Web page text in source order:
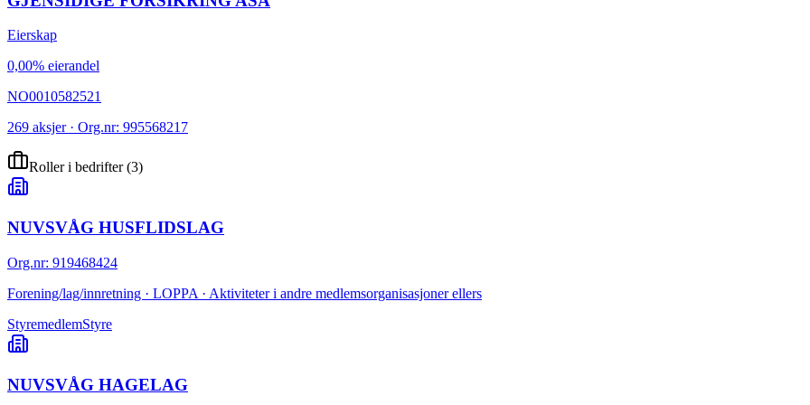
Eierskap
0,00% eierandel
NO0010582521
269 aksjer · Org.nr: 995568217
Roller i bedrifter(3)
NUVSVÅG HUSFLIDSLAG
Org.nr: 919468424
Forening/lag/innretning · LOPPA · Aktiviteter i andre medlemsorganisasjoner ellers
StyremedlemStyre
NUVSVÅG HAGELAG